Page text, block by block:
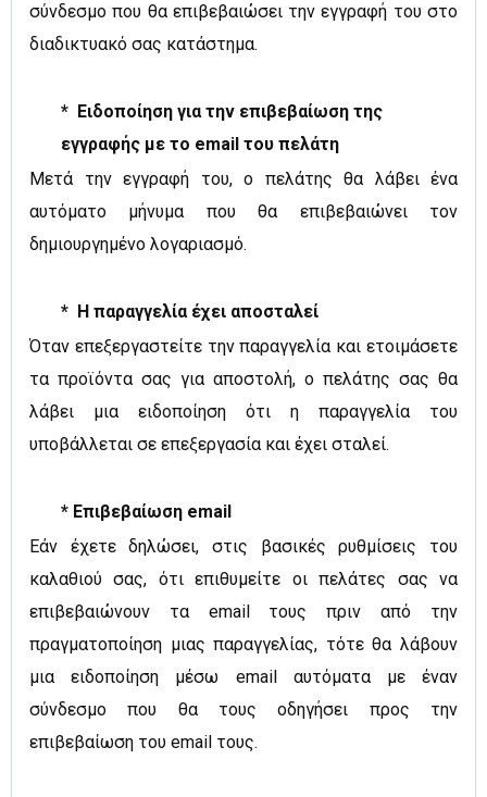
σύνδεσμο που θα επιβεβαιώσει την εγγραφή του στο
διαδικτυακό σας κατάστημα.
* Ειδοποίηση για την επιβεβαίωση της
εγγραφής με το email του πελάτη
Μετά την εγγραφή του, ο πελάτης θα λάβει ένα
αυτόματο μήνυμα που θα επιβεβαιώνει τον
δημιουργημένο λογαριασμό.
* Η παραγγελία έχει αποσταλεί
Όταν επεξεργαστείτε την παραγγελία και ετοιμάσετε
τα προϊόντα σας για αποστολή, ο πελάτης σας θα
λάβει μια ειδοποίηση ότι η παραγγελία του
υποβάλλεται σε επεξεργασία και έχει σταλεί.
* Επιβεβαίωση email
Εάν έχετε δηλώσει, στις βασικές ρυθμίσεις του
καλαθιού σας, ότι επιθυμείτε οι πελάτες σας να
επιβεβαιώνουν τα email τους πριν από την
πραγματοποίηση μιας παραγγελίας, τότε θα λάβουν
μια ειδοποίηση μέσω email αυτόματαμε έναν
σύνδεσμο που θα τους οδηγήσει προς την
επιβεβαίωση του email τους.